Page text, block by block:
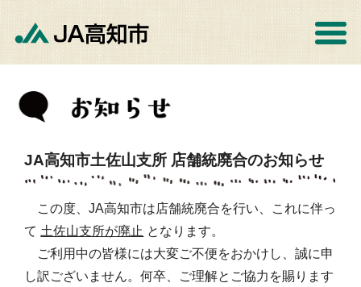
JA高知市土佐山支所 店舗統廃合のお知らせ
この度、JA高知市は店舗統廃合を行い、これに伴っ
て 土佐山支所が廃止 となります。
ご利用中の皆様には大変ご不便をおかけし、誠に申
し訳ございません。何卒、ご理解とご協力を賜ります